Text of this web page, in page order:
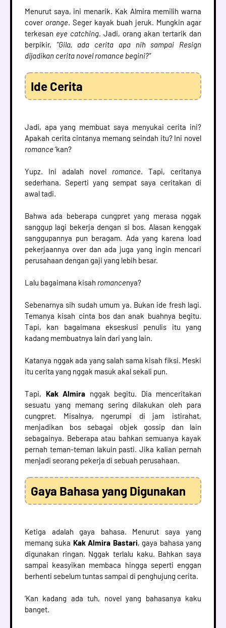
Menurut saya, ini menarik. Kak Almira memilih warna
cover orange. Seger kayak buah jeruk. Mungkin agar
terkesan eye catching. Jadi, orang akan tertarik dan
berpikir, ”Gila, ada cerita apa nih sampai Resign
dijadikan cerita novel romance begini?”
Ide Cerita
Jadi, apa yang membuat saya menyukai cerita ini?
Apakah cerita cintanya memang seindah itu? Ini novel
romance‘kan?
Yupz. Ini adalah novel romance. Tapi, ceritanya
sederhana. Seperti yang sempat saya ceritakan di
awal tadi.
Bahwa ada beberapa cungpret yang merasa nggak
sanggup lagi bekerja dengan si bos. Alasan kenggak
sanggupannya pun beragam. Ada yang karena load
pekerjaannya over dan ada juga yang ingin mencari
perusahaan dengan gaji yang lebih besar.
Lalu bagaimana kisah romancenya?
Sebenarnya sih sudah umum ya. Bukan ide fresh lagi.
Temanya kisah cinta bos dan anak buahnya begitu.
Tapi, kan bagaimana ekseskusi penulis itu yang
kadang membuatnya lain dari yang lain.
Katanya nggak ada yang salah sama kisah fiksi. Meski
itu cerita yang nggak masuk akal sekali pun.
Tapi, Kak Almira nggak begitu. Dia menceritakan
sesuatu yang memang sering dilakukan oleh para
cungpret. Misalnya, ngerumpi di jam istirahat,
menjadikan bos sebagai objek gossip dan lain
sebagainya. Beberapa atau bahkan semuanya kayak
pernah teman-teman lakuin pasti. Jika kalian pernah
menjadi seorang pekerja di sebuah perusahaan.
Gaya Bahasa yang Digunakan
Ketiga adalah gaya bahasa. Menurut saya yang
memang suka Kak Almira Bastari, gaya bahasa yang
digunakan ringan. Nggak terlalu kaku. Bahkan saya
sampai keasyikan membaca hingga seperti enggan
berhenti sebelum tuntas sampai di penghujung cerita.
‘Kan kadang ada tuh, novel yang bahasanya kaku
banget.